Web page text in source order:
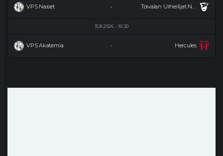
VPS Naiset Toivalan Urheilijat Naiset
-
15.8.2026 16:30
VPS Akatemia Hercules
-